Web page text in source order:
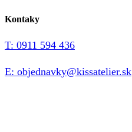
Kontaky
T: 0911 594 436
E: objednavky@kissatelier.sk